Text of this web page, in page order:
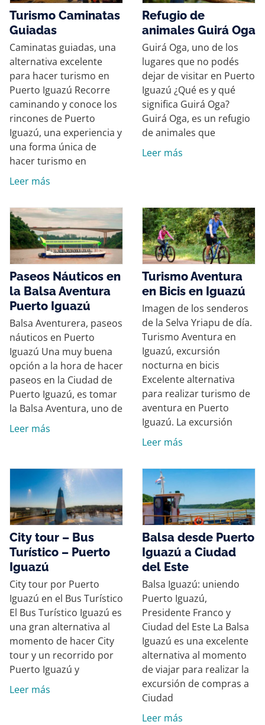
Turismo Caminatas
Guiadas
Caminatas guiadas, una
alternativa excelente
para hacer turismo en
Puerto Iguazú Recorre
caminando y conoce los
rincones de Puerto
Iguazú, una experiencia y
una forma única de
hacer turismo en
Leer más
Refugio de
animales Guirá Oga
Guirá Oga, uno de los
lugares que no podés
dejar de visitar en Puerto
Iguazú ¿Qué es y qué
significa Guirá Oga?
Guirá Oga, es un refugio
de animales que
Leer más
Paseos Náuticos en
la Balsa Aventura
Puerto Iguazú
Balsa Aventurera, paseos
náuticos en Puerto
Iguazú Una muy buena
opción a la hora de hacer
paseos en la Ciudad de
Puerto Iguazú, es tomar
la Balsa Aventura, uno de
Leer más
Turismo Aventura
en Bicis en Iguazú
Imagen de los senderos
de la Selva Yriapu de día.
Turismo Aventura en
Iguazú, excursión
nocturna en bicis
Excelente alternativa
para realizar turismo de
aventura en Puerto
Iguazú. La excursión
Leer más
City tour – Bus
Turístico – Puerto
Iguazú
City tour por Puerto
Iguazú en el Bus Turístico
El Bus Turístico Iguazú es
una gran alternativa al
momento de hacer City
tour y un recorrido por
Puerto Iguazú y
Leer más
Balsa desde Puerto
Iguazú a Ciudad
del Este
Balsa Iguazú: uniendo
Puerto Iguazú,
Presidente Franco y
Ciudad del Este La Balsa
Iguazú es una excelente
alternativa al momento
de viajar para realizar la
excursión de compras a
Ciudad
Leer más